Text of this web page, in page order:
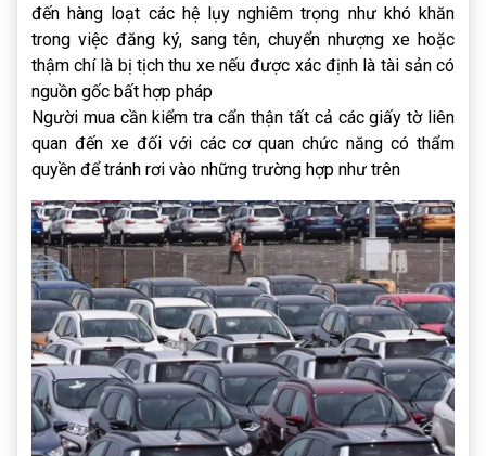
đến hàng loạt các hệ lụy nghiêm trọng như khó khăn
trong việc đăng ký, sang tên, chuyển nhượng xe hoặc
thậm chí là bị tịch thu xe nếu được xác định là tài sản có
nguồn gốc bất hợp pháp
Người mua cần kiểm tra cẩn thận tất cả các giấy tờ liên
quan đến xe đối với các cơ quan chức năng có thẩm
quyền để tránh rơi vào những trường hợp như trên